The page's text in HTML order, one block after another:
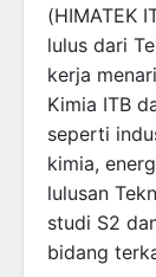
(HIMATEK
lulus dari
kerja
Kimia ITB
seperti
kimia,
lulusan
studi S2
bidang